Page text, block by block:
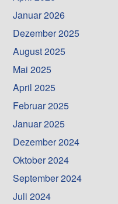
Januar 2026
Dezember 2025
August 2025
Mai 2025
April 2025
Februar 2025
Januar 2025
Dezember 2024
Oktober 2024
September 2024
Juli 2024